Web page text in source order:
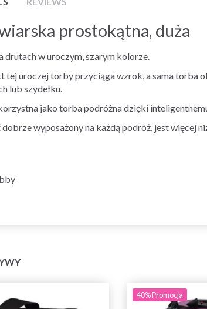
prostokątna, duża
drutach w uroczym, szarym kolorze.
tej uroczej torby przyciąga wzrok, a sama torba
lub szydełku.
jako torba podróżna dzięki
dobrze wyposażony na każdą podróż, jest więcej
40%Promocja